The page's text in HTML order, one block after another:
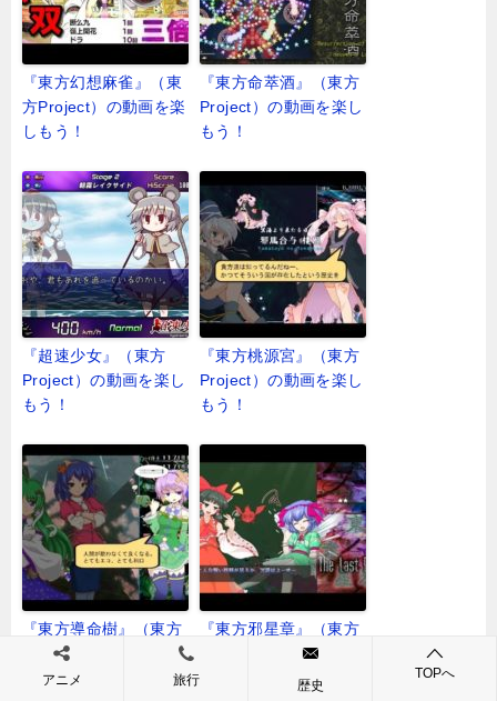
『東方幻想麻雀』（東
方Project）の動画を楽
しもう！
『東方命萃酒』（東方
Project）の動画を楽し
もう！
『超速少女』（東方
Project）の動画を楽し
もう！
『東方桃源宮』（東方
Project）の動画を楽し
もう！
『東方導命樹』（東方
Project）の動画を楽し
もう！
『東方邪星章』（東方
Project）の動画を楽し
アニメ 旅行 歴史
TOPへ